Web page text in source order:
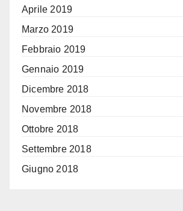
Aprile 2019
Marzo 2019
Febbraio 2019
Gennaio 2019
Dicembre 2018
Novembre 2018
Ottobre 2018
Settembre 2018
Giugno 2018